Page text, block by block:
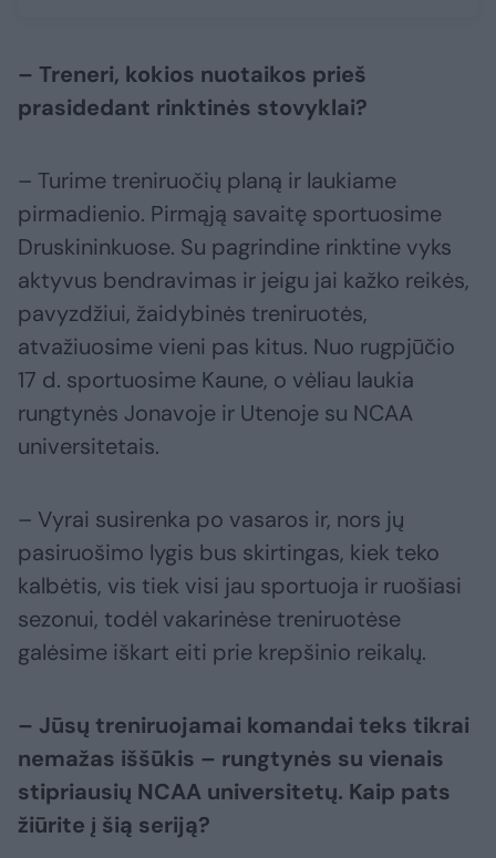
– Treneri, kokios nuotaikos prieš
prasidedant rinktinės stovyklai?
– Turime treniruočių planą ir laukiame
pirmadienio. Pirmąją savaitę sportuosime
Druskininkuose. Su pagrindine rinktine vyks
aktyvus bendravimas ir jeigu jai kažko reikės,
pavyzdžiui, žaidybinės treniruotės,
atvažiuosime vieni pas kitus. Nuo rugpjūčio
17 d. sportuosime Kaune, o vėliau laukia
rungtynės Jonavoje ir Utenoje su NCAA
universitetais.
– Vyrai susirenka po vasaros ir, nors jų
pasiruošimo lygis bus skirtingas, kiek teko
kalbėtis, vis tiek visi jau sportuoja ir ruošiasi
sezonui, todėl vakarinėse treniruotėse
galėsime iškart eiti prie krepšinio reikalų.
– Jūsų treniruojamai komandai teks tikrai
nemažas iššūkis – rungtynės su vienais
stipriausių NCAA universitetų. Kaip pats
žiūrite į šią seriją?